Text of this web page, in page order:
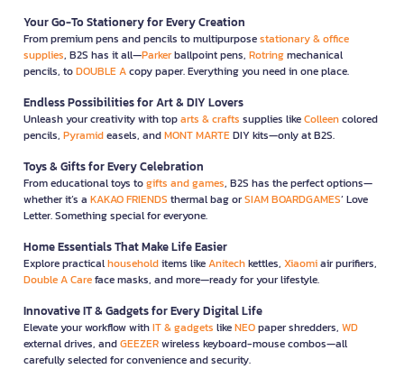
Your Go-To Stationery for Every Creation
From premium pens and pencils to multipurposestationary & office
supplies, B2S has it all—Parkerballpoint pens, Rotringmechanical
pencils, toDOUBLE Acopy paper. Everything you need in one place.
Endless Possibilities for Art & DIY Lovers
Unleash your creativity with toparts & crafts supplies likeColleencolored
pencils, Pyramideasels, andMONT MARTEDIY kits—only at B2S.
Toys & Gifts for Every Celebration
From educational toys togifts and games, B2S has the perfect options—
whether it’s a KAKAO FRIENDS thermal bag orSIAM BOARDGAMES’ Love
Letter. Something special for everyone.
Home Essentials That Make Life Easier
Explore practicalhouseholditems likeAnitechkettles, Xiaomiair purifiers,
Double A Careface masks, and more—ready for your lifestyle.
Innovative IT & Gadgets for Every Digital Life
Elevate your workflow withIT & gadgets likeNEOpaper shredders, WD
external drives, andGEEZERwireless keyboard-mouse combos—all
carefully selected for convenience and security.